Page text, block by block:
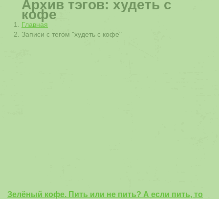
Архив тэгов: худеть с
кофе
Вы здесь:
Главная
Записи с тегом "худеть с кофе"
Зелёный кофе. Пить или не пить? А если пить, то